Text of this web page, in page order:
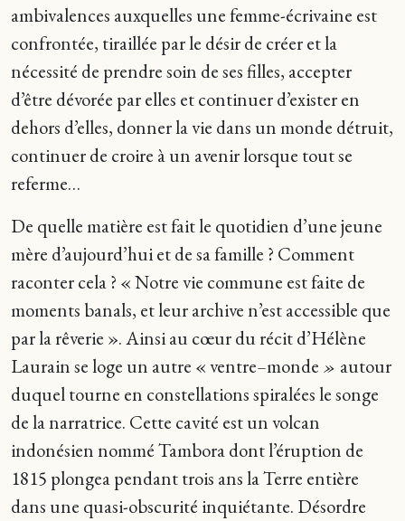
ambivalences auxquelles une femme-écrivaine est
confrontée, tiraillée par le désir de créer et la
nécessité de prendre soin de ses filles, accepter
d’être dévorée par elles et continuer d’exister en
dehors d’elles, donner la vie dans un monde détruit,
continuer de croire à un avenir lorsque tout se
referme…
De quelle matière est fait le quotidien d’une jeune
mère d’aujourd’hui et de sa famille ? Comment
raconter cela ? « Notre vie commune est faite de
moments banals, et leur archive n’est accessible que
par la rêverie ». Ainsi au cœur du récit d’Hélène
Laurain se loge un autre « ventre–monde » autour
duquel tourne en constellations spiralées le songe
de la narratrice. Cette cavité est un volcan
indonésien nommé Tambora dont l’éruption de
1815 plongea pendant trois ans la Terre entière
dans une quasi-obscurité inquiétante. Désordre